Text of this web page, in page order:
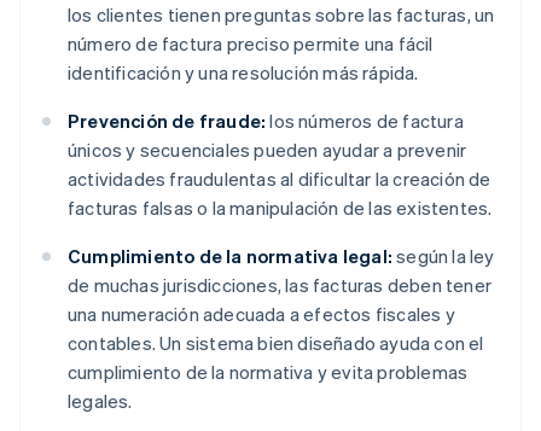
los clientes tienen preguntas sobre las facturas, un
número de factura preciso permite una fácil
identificación y una resolución más rápida.
Prevención de fraude: los números de factura
únicos y secuenciales pueden ayudar a prevenir
actividades fraudulentas al dificultar la creación de
facturas falsas o la manipulación de las existentes.
Cumplimiento de la normativa legal: según la ley
de muchas jurisdicciones, las facturas deben tener
una numeración adecuada a efectos fiscales y
contables. Un sistema bien diseñado ayuda con el
cumplimiento de la normativa y evita problemas
legales.